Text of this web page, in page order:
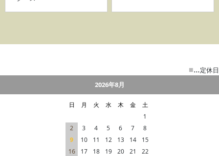
■…定休日
2026年8月
日 月 火 水 木 金
土
1
2
3 4 5 6 7
8
9
10 11 12 13 14
15
16
17 18 19 20 21
22